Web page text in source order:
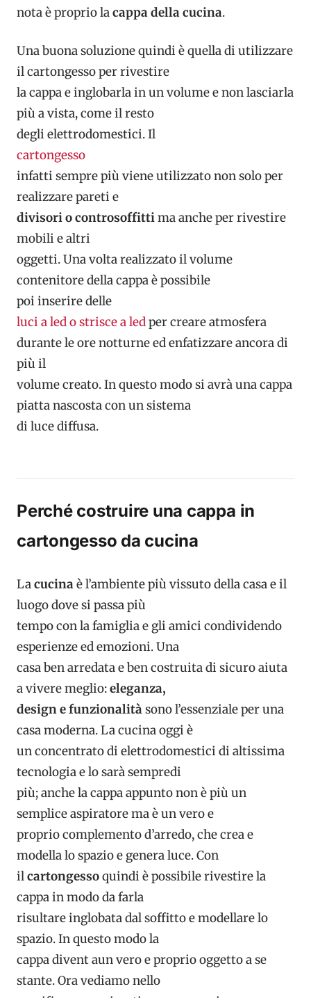
nota è proprio lacappa della cucina.
Una buona soluzione quindi è quella di utilizzare
il cartongesso per rivestire
la cappa e inglobarla in un volume e non lasciarla
più a vista, come il resto
degli elettrodomestici. Il
cartongesso
infatti sempre più viene utilizzato non solo per
realizzare pareti e
divisori o controsoffittima anche per rivestire
mobili e altri
oggetti. Una volta realizzato il volume
contenitore della cappa è possibile
poi inserire delle
luci a led o strisce a ledper creare atmosfera
durante le ore notturne ed enfatizzare ancora di
più il
volume creato. In questo modo si avrà una cappa
piatta nascosta con un sistema
di luce diffusa.
Perché costruire una cappa in
cartongesso da cucina
Lacucinaè l’ambiente più vissuto della casa e il
luogo dove si passa più
tempo con la famiglia e gli amici condividendo
esperienze ed emozioni. Una
casa ben arredata e ben costruita di sicuro aiuta
a vivere meglio:eleganza,
design e funzionalitàsono l’essenziale per una
casa moderna. La cucina oggi è
un concentrato di elettrodomestici di altissima
tecnologia e lo sarà sempredi
più; anche la cappa appunto non è più un
semplice aspiratore ma è un vero e
proprio complemento d’arredo, che crea e
modella lo spazio e genera luce. Con
ilcartongessoquindi è possibile rivestire la
cappa in modo da farla
risultare inglobata dal soffitto e modellare lo
spazio. In questo modo la
cappa divent aun vero e proprio oggetto a se
stante. Ora vediamo nello